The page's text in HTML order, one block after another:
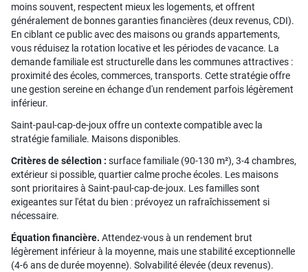
moins souvent, respectent mieux les logements, et offrent
généralement de bonnes garanties financières (deux revenus, CDI).
En ciblant ce public avec des maisons ou grands appartements,
vous réduisez la rotation locative et les périodes de vacance. La
demande familiale est structurelle dans les communes attractives :
proximité des écoles, commerces, transports. Cette stratégie offre
une gestion sereine en échange d'un rendement parfois légèrement
inférieur.
Saint-paul-cap-de-joux offre un contexte compatible avec la
stratégie familiale. Maisons disponibles.
Critères de sélection : surface familiale (90-130 m²), 3-4 chambres,
extérieur si possible, quartier calme proche écoles. Les maisons
sont prioritaires à Saint-paul-cap-de-joux. Les familles sont
exigeantes sur l'état du bien : prévoyez un rafraîchissement si
nécessaire.
Équation financière. Attendez-vous à un rendement brut
légèrement inférieur à la moyenne, mais une stabilité exceptionnelle
(4-6 ans de durée moyenne). Solvabilité élevée (deux revenus).